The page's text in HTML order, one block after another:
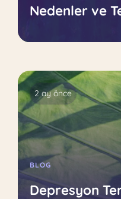
Nedenler ve
2 ay önce
BLOG
Depresyon